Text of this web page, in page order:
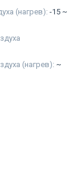
(нагрев): -15 ~
(нагрев): ~